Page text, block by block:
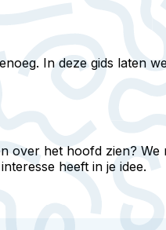
In deze gids laten
over het hoofd zien?
heeft in je idee.